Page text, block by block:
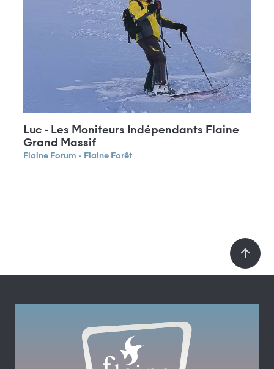
Luc - Les Moniteurs Indépendants Flaine
Grand Massif
Flaine Forum - Flaine Forêt